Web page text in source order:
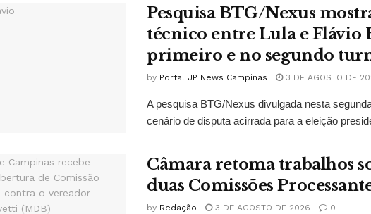
Pesquisa BTG/Nexus
técnico entre Lula e Flávio
primeiro e no segundo
by Portal JP News Campinas 3 DE AGOSTO DE
A pesquisa BTG/Nexus divulgada nesta
cenário de disputa acirrada para a eleição
Câmara retoma trabalhos
duas Comissões
by Redação 3 DE AGOSTO DE 2026 0